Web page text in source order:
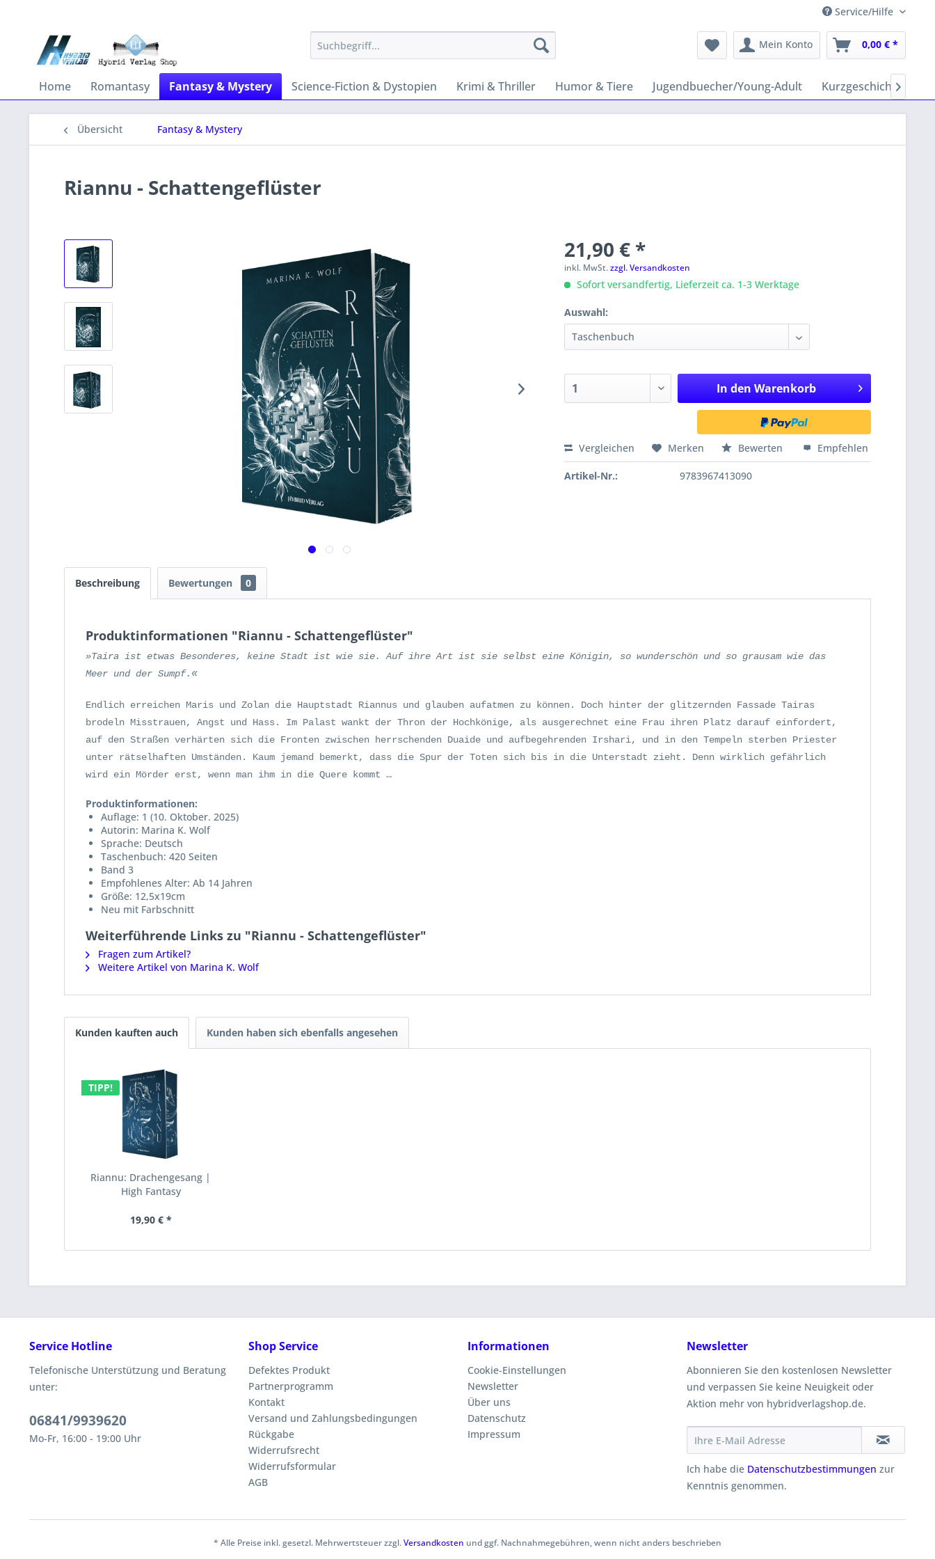
Service/Hilfe
Mein Konto 0,00 € *
Home Romantasy Fantasy & Mystery Science-Fiction & Dystopien Krimi & Thriller Humor & Tiere Jugendbuecher/Young-Adult Kurzgeschichten

Übersicht Fantasy & Mystery
Riannu - Schattengeflüster
21,90 € *
inkl. MwSt.zzgl. Versandkosten
Sofort versandfertig, Lieferzeit ca. 1-3 Werktage
Auswahl:
In den Warenkorb
Vergleichen Merken Bewerten Empfehlen
Artikel-Nr.: 9783967413090
Beschreibung Bewertungen 0
Produktinformationen "Riannu - Schattengeflüster"
»Taira ist etwas Besonderes, keine Stadt ist wie sie. Auf ihre Art ist sie selbst eine Königin, so wunderschön und so grausam wie das
Meer und der Sumpf. «
Endlich erreichen Maris und Zolan die Hauptstadt Riannus und glauben aufatmen zu können. Doch hinter der glitzernden Fassade Tairas
brodeln Misstrauen, Angst und Hass. Im Palast wankt der Thron der Hochkönige, als ausgerechnet eine Frau ihren Platz darauf einfordert,
auf den Straßen verhärten sich die Fronten zwischen herrschenden Duaide und aufbegehrenden Irshari, und in den Tempeln sterben Priester
unter rätselhaften Umständen. Kaum jemand bemerkt, dass die Spur der Toten sich bis in die Unterstadt zieht. Denn wirklich gefährlich
wird ein Mörder erst, wenn man ihm in die Quere kommt …
Produktinformationen:
Auflage: 1 (10. Oktober. 2025)
Autorin: Marina K. Wolf
Sprache: Deutsch
Taschenbuch: 420 Seiten
Band 3
Empfohlenes Alter: Ab 14 Jahren
Größe: 12,5x19cm
Neu mit Farbschnitt
Weiterführende Links zu "Riannu - Schattengeflüster"
Fragen zum Artikel?
Weitere Artikel von Marina K. Wolf
Kunden kauften auch Kunden haben sich ebenfalls angesehen
TIPP!
Riannu: Drachengesang |
High Fantasy
19,90 € *
Service Hotline
Telefonische Unterstützung und Beratung
unter:
06841/9939620
Mo-Fr, 16:00 - 19:00 Uhr
Shop Service
Defektes Produkt
Partnerprogramm
Kontakt
Versand und Zahlungsbedingungen
Rückgabe
Widerrufsrecht
Widerrufsformular
AGB
Informationen
Cookie-Einstellungen
Newsletter
Über uns
Datenschutz
Impressum
Newsletter
Abonnieren Sie den kostenlosen Newsletter
und verpassen Sie keine Neuigkeit oder
Aktion mehr von hybridverlagshop.de.
Ich habe die Datenschutzbestimmungen zur
Kenntnis genommen.
* Alle Preise inkl. gesetzl. Mehrwertsteuer zzgl.Versandkosten und ggf. Nachnahmegebühren, wenn nicht anders beschrieben